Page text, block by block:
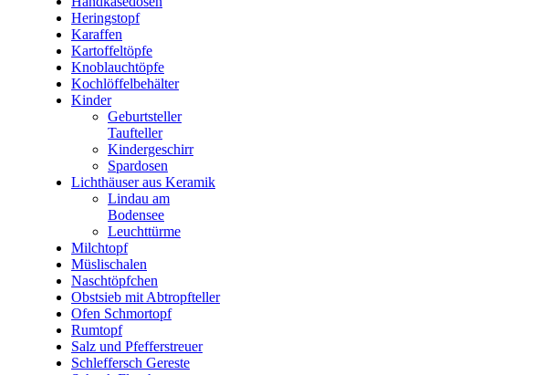
Heringstopf
Karaffen
Kartoffeltöpfe
Knoblauchtöpfe
Kochlöffelbehälter
Kinder
Geburtsteller
Taufteller
Kindergeschirr
Spardosen
Lichthäuser aus Keramik
Lindau am
Bodensee
Leuchttürme
Milchtopf
Müslischalen
Naschtöpfchen
Obstsieb mit Abtropfteller
Ofen Schmortopf
Rumtopf
Salz und Pfefferstreuer
Schleffersch Gereste